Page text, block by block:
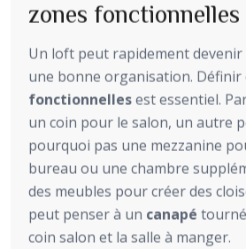
zones fonctionnelles
Un loft peut rapidement devenir
une bonne organisation. Définir
fonctionnellesest essentiel.
un coin pour le salon, un autre
pourquoi pas une mezzanine
bureau ou une chambre
des meubles pour créer des
peut penser à un canapé
coin salon et la salle à manger.